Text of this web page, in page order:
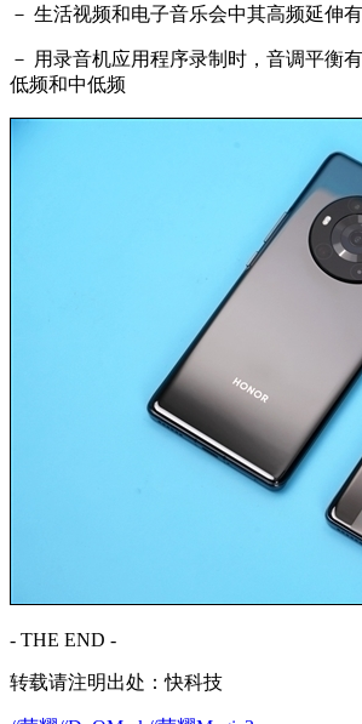
－ 生活视频和电子音乐会中其高频延伸
－ 用录音机应用程序录制时，音调平衡
低频和中低频
- THE END -
转载请注明出处：快科技